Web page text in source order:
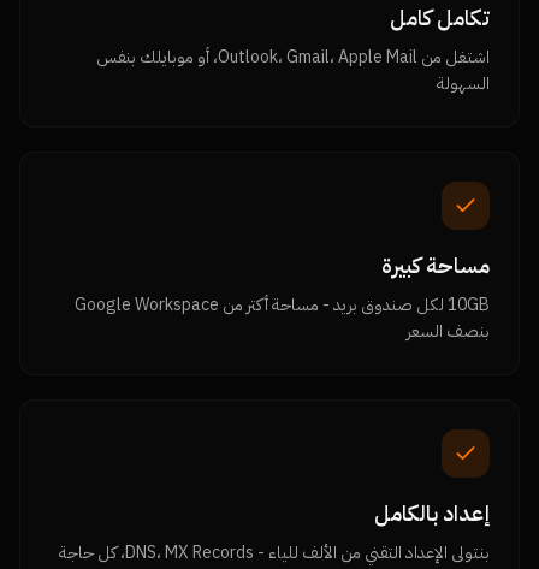
تكامل كامل
اشتغل من Outlook، Gmail، Apple Mail، أو موبايلك بنفس
السهولة
مساحة كبيرة
10GB لكل صندوق بريد - مساحة أكتر من Google Workspace
بنصف السعر
إعداد بالكامل
بنتولى الإعداد التقني من الألف للياء - DNS، MX Records، كل حاجة